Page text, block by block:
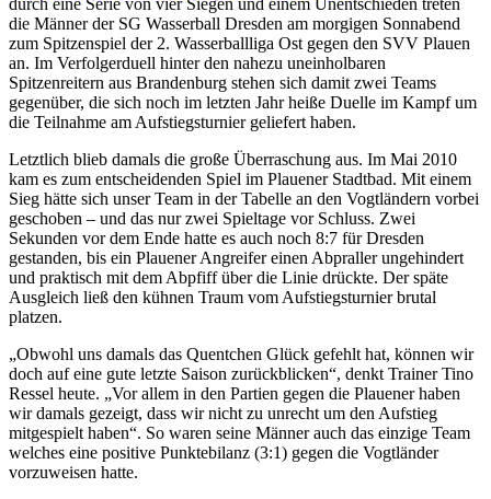
durch eine Serie von vier Siegen und einem Unentschieden treten
die Männer der SG Wasserball Dresden am morgigen Sonnabend
zum Spitzenspiel der 2. Wasserballliga Ost gegen den SVV Plauen
an. Im Verfolgerduell hinter den nahezu uneinholbaren
Spitzenreitern aus Brandenburg stehen sich damit zwei Teams
gegenüber, die sich noch im letzten Jahr heiße Duelle im Kampf um
die Teilnahme am Aufstiegsturnier geliefert haben.
Letztlich blieb damals die große Überraschung aus. Im Mai 2010
kam es zum entscheidenden Spiel im Plauener Stadtbad. Mit einem
Sieg hätte sich unser Team in der Tabelle an den Vogtländern vorbei
geschoben – und das nur zwei Spieltage vor Schluss. Zwei
Sekunden vor dem Ende hatte es auch noch 8:7 für Dresden
gestanden, bis ein Plauener Angreifer einen Abpraller ungehindert
und praktisch mit dem Abpfiff über die Linie drückte. Der späte
Ausgleich ließ den kühnen Traum vom Aufstiegsturnier brutal
platzen.
„Obwohl uns damals das Quentchen Glück gefehlt hat, können wir
doch auf eine gute letzte Saison zurückblicken“, denkt Trainer Tino
Ressel heute. „Vor allem in den Partien gegen die Plauener haben
wir damals gezeigt, dass wir nicht zu unrecht um den Aufstieg
mitgespielt haben“. So waren seine Männer auch das einzige Team
welches eine positive Punktebilanz (3:1) gegen die Vogtländer
vorzuweisen hatte.